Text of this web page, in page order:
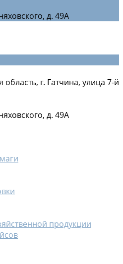
д. 49А
область, г. Гатчина, улица 7-й
д. 49А
продукции